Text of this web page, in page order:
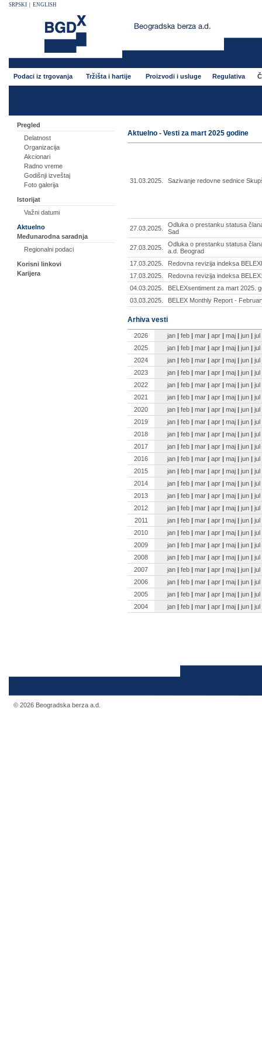
SRPSKI ENGLISH
Podaci iz trgovanja Tržišta i hartije Proizvodi i usluge Regulativa
Pregled
Delatnost
Organizacija
Akcionari
Radno vreme
Godišnji izveštaj
Foto galerija
Istorijat
Važni datumi
Aktuelno
Međunarodna saradnja
Regionalni podaci
Korisni linkovi
Karijera
Aktuelno - Vesti za mart 2025 godine
31.03.2025. Sazivanje redovne sednice
27.03.2025.
Odluka o prestanku statusa
Sad
27.03.2025.
Odluka o prestanku statusa
a.d. Beograd
17.03.2025.
Redovna revizija indeksa
17.03.2025.
Redovna revizija indeksa
04.03.2025.
BELEXsentiment za mart 2025.
03.03.2025.
BELEX Monthly Report -
Arhiva vesti
2026 jan | feb | mar | apr | maj | jun | jul
2025
jan | feb | mar | apr | maj | jun | jul
2024
jan | feb | mar | apr | maj | jun | jul
2023
jan | feb | mar | apr | maj | jun | jul
2022
jan | feb | mar | apr | maj | jun | jul
2021
jan | feb | mar | apr | maj | jun | jul
2020
jan | feb | mar | apr | maj | jun | jul
2019
jan | feb | mar | apr | maj | jun | jul
2018
jan | feb | mar | apr | maj | jun | jul
2017
jan | feb | mar | apr | maj | jun | jul
2016
jan | feb | mar | apr | maj | jun | jul
2015
jan | feb | mar | apr | maj | jun | jul
2014
jan | feb | mar | apr | maj | jun | jul
2013
jan | feb | mar | apr | maj | jun | jul
2012
jan | feb | mar | apr | maj | jun | jul
2011
jan | feb | mar | apr | maj | jun | jul
2010
jan | feb | mar | apr | maj | jun | jul
2009
jan | feb | mar | apr | maj | jun | jul
2008
jan | feb | mar | apr | maj | jun | jul
2007
jan | feb | mar | apr | maj | jun | jul
2006
jan | feb | mar | apr | maj | jun | jul
2005
jan | feb | mar | apr | maj | jun | jul
2004
jan | feb | mar | apr | maj | jun | jul
© 2026 Beogradska berza a.d.